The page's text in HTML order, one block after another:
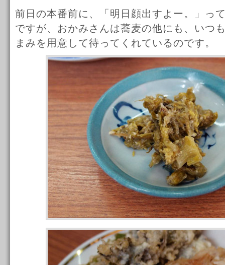
前日の本番前に、「明日顔出すよー。」っ
ですが、おかみさんは蕎麦の他にも、いつ
まみを用意して待ってくれているのです。